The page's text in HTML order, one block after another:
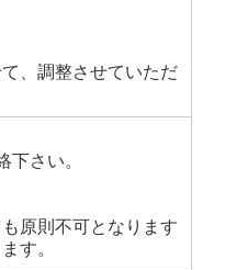
、調整させていただ
さい。
原則不可となります
す。